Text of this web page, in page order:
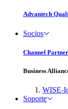
Advantech
Socios
Channel
Business
WISE-
Soporte